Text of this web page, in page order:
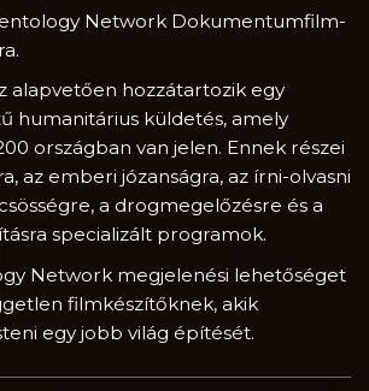
Network Dokumentumfilm-
alapvetően hozzátartozik egy
humanitárius küldetés, amely
országban van jelen. Ennek részei
az emberi józanságra, az írni-olvasni
a drogmegelőzésre és a
specializált programok.
Network megjelenési lehetőséget
filmkészítőknek, akik
egy jobb világ építését.